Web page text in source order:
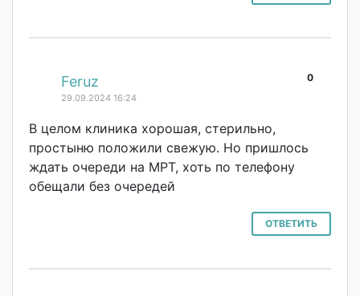
0
Feruz
29.09.2024 16:24
В целом клиника хорошая, стерильно,
простыню положили свежую. Но пришлось
ждать очереди на МРТ, хоть по телефону
обещали без очередей
ОТВЕТИТЬ